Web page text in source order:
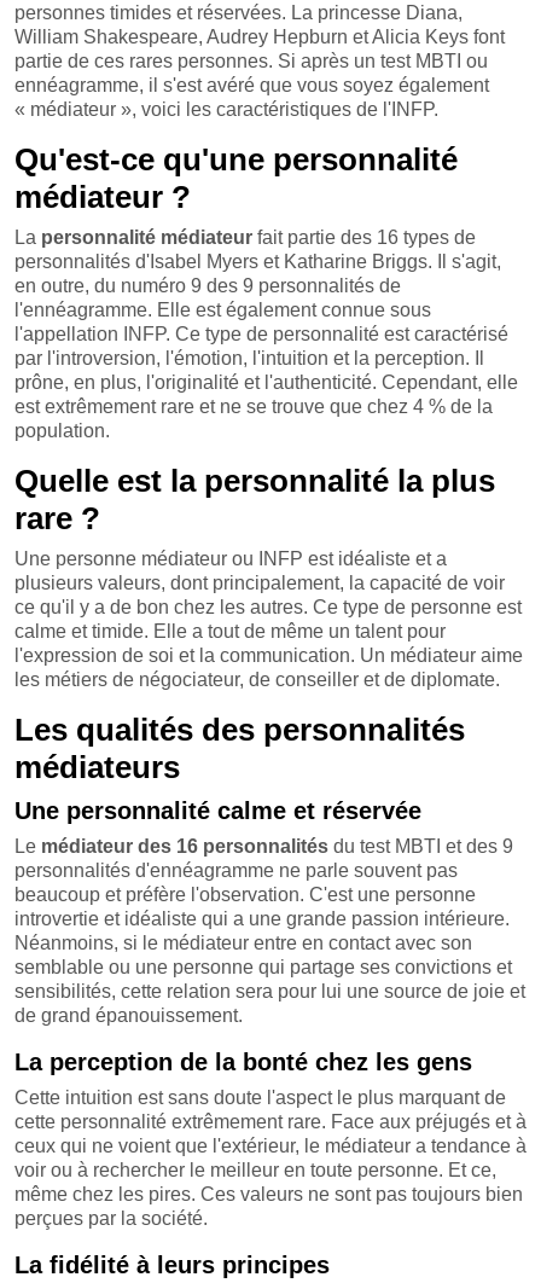
personnes timides et réservées. La princesse Diana,
William Shakespeare, Audrey Hepburn et Alicia Keys font
partie de ces rares personnes. Si après un test MBTI ou
ennéagramme, il s'est avéré que vous soyez également
« médiateur », voici les caractéristiques de l'INFP.
Qu'est-ce qu'une personnalité
médiateur ?
La personnalité médiateur fait partie des 16 types de
personnalités d'Isabel Myers et Katharine Briggs. Il s'agit,
en outre, du numéro 9 des 9 personnalités de
l'ennéagramme. Elle est également connue sous
l'appellation INFP. Ce type de personnalité est caractérisé
par l'introversion, l'émotion, l'intuition et la perception. Il
prône, en plus, l'originalité et l'authenticité. Cependant, elle
est extrêmement rare et ne se trouve que chez 4 % de la
population.
Quelle est la personnalité la plus
rare ?
Une personne médiateur ou INFP est idéaliste et a
plusieurs valeurs, dont principalement, la capacité de voir
ce qu'il y a de bon chez les autres. Ce type de personne est
calme et timide. Elle a tout de même un talent pour
l'expression de soi et la communication. Un médiateur aime
les métiers de négociateur, de conseiller et de diplomate.
Les qualités des personnalités
médiateurs
Une personnalité calme et réservée
Le médiateur des 16 personnalités du test MBTI et des 9
personnalités d'ennéagramme ne parle souvent pas
beaucoup et préfère l'observation. C'est une personne
introvertie et idéaliste qui a une grande passion intérieure.
Néanmoins, si le médiateur entre en contact avec son
semblable ou une personne qui partage ses convictions et
sensibilités, cette relation sera pour lui une source de joie et
de grand épanouissement.
La perception de la bonté chez les gens
Cette intuition est sans doute l'aspect le plus marquant de
cette personnalité extrêmement rare. Face aux préjugés et à
ceux qui ne voient que l'extérieur, le médiateur a tendance à
voir ou à rechercher le meilleur en toute personne. Et ce,
même chez les pires. Ces valeurs ne sont pas toujours bien
perçues par la société.
La fidélité à leurs principes